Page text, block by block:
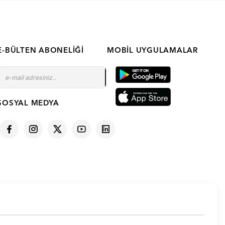
BÜLTEN ABONELIĞI
MEDYA
MOBIL UYGULAMALAR